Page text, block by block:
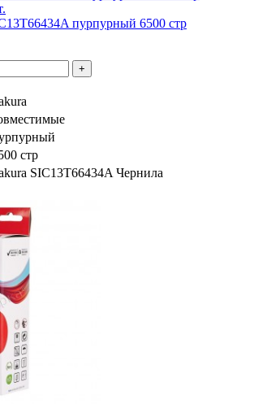
пурпурный 6500 стр
+
стр
SIC13T66434A Чернила